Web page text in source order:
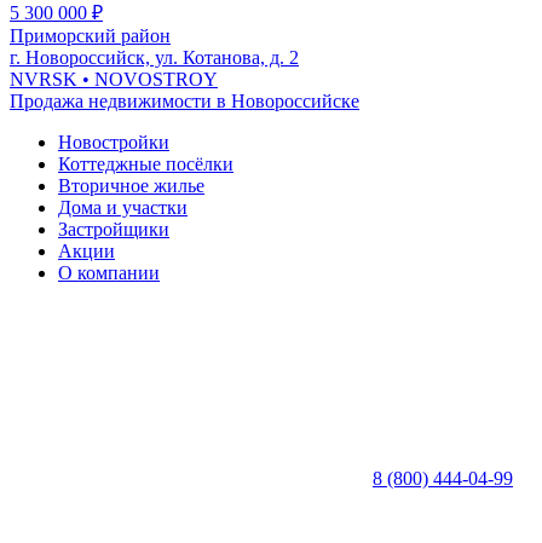
5 300 000 ₽
Приморский район
г. Новороссийск, ул. Котанова, д. 2
NVRSK • NOVOSTROY
Продажа недвижимости в Новороссийске
Новостройки
Коттеджные посёлки
Вторичное жилье
Дома и участки
Застройщики
Акции
О компании
8 (800) 444-04-99